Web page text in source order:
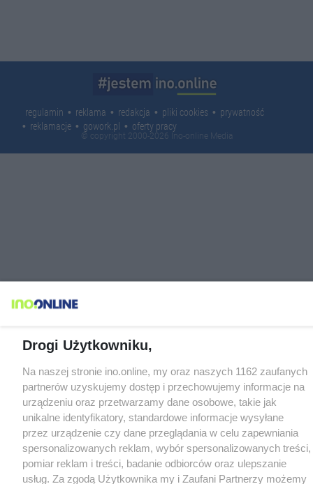
regulamin reklama redakcja pliki cookies
prywatność
reklamacje
gowork.pl oferty pracy
© copyright 2000-2026 Ino-online Media
Drogi Użytkowniku,
Na naszej stronie ino.online, my oraz naszych 1162 zaufanych
partnerów uzyskujemy dostęp i przechowujemy informacje na
urządzeniu oraz przetwarzamy dane osobowe, takie jak
unikalne identyfikatory, standardowe informacje wysyłane
przez urządzenie czy dane przeglądania w celu zapewniania
spersonalizowanych reklam, wybór spersonalizowanych treści,
pomiar reklam i treści, badanie odbiorców oraz ulepszanie
usług. Za zgodą Użytkownika my i Zaufani Partnerzy możemy